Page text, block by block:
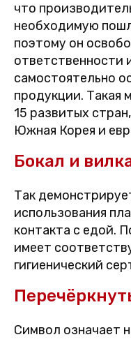
что
необходимую
поэтому он
ответственности
самостоятельно
продукции. Такая
15 развитых
Южная Корея и
Бокал и
Так
использования
контакта с едой.
имеет
гигиенический
Символ означает